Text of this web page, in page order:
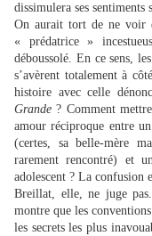
dissimulera ses sentiments
On aurait tort de ne voir
« prédatrice »
déboussolé. En ce sens,
s’avèrent totalement à
histoire avec celle
Grande ? Comment
amour réciproque entre
(certes, sa belle-mère
rarement rencontré) et
adolescent ? La confusion
Breillat, elle, ne juge
montre que les
les secrets les plus